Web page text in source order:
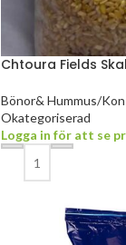
Chtoura Fields
Bönor& Hummus/
Okategoriserad
Logga in för att se